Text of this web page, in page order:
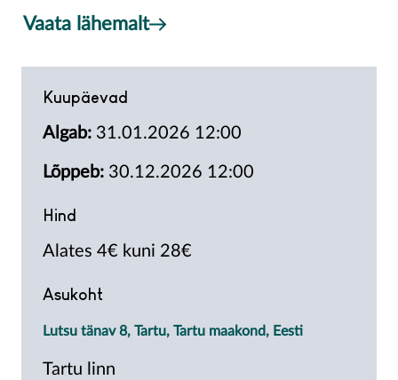
Vaata lähemalt
Kuupäevad
Algab: 31.01.2026 12:00
Lõppeb: 30.12.2026 12:00
Hind
Alates 4€ kuni 28€
Asukoht
Lutsu tänav 8, Tartu, Tartu maakond, Eesti
Tartu linn